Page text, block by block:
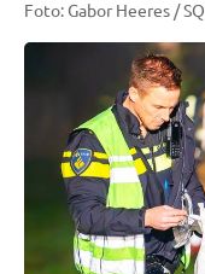
Foto: Gabor Heeres /